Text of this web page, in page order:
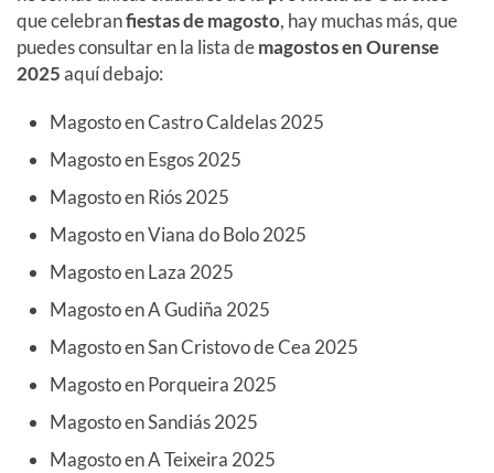
que celebranfiestas de magosto, hay muchas más, que
puedes consultar en la lista demagostos en Ourense
2025aquí debajo:
Magosto en Castro Caldelas 2025
Magosto en Esgos 2025
Magosto en Riós 2025
Magosto en Viana do Bolo 2025
Magosto en Laza 2025
Magosto en A Gudiña 2025
Magosto en San Cristovo de Cea 2025
Magosto en Porqueira 2025
Magosto en Sandiás 2025
Magosto en A Teixeira 2025